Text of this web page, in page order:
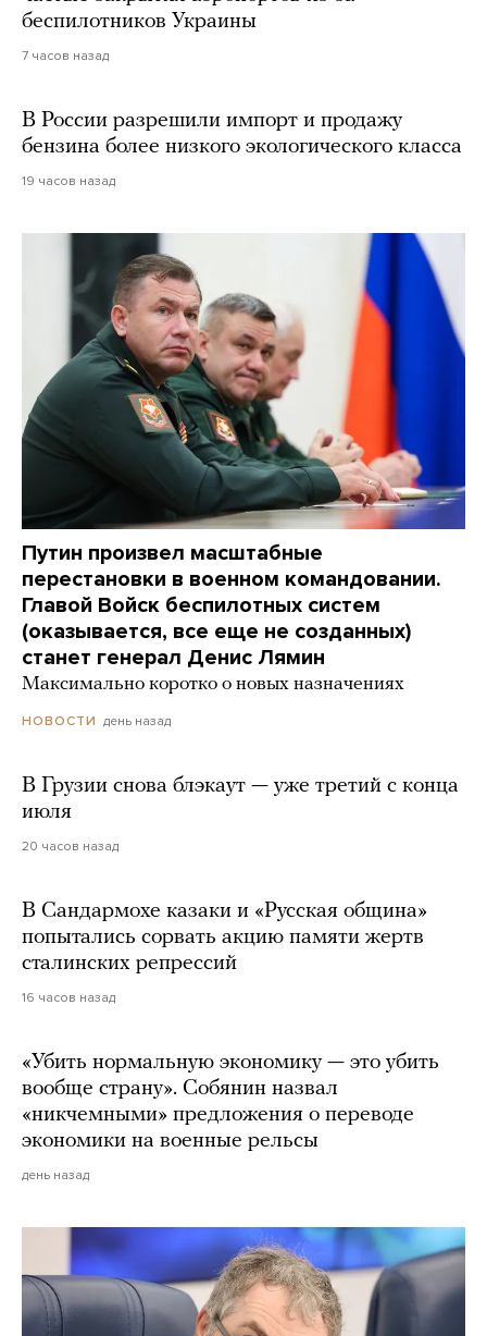
беспилотников Украины
7 часов назад
В России разрешили импорт и продажу
бензина более низкого экологического класса
19 часов назад
Путин произвел масштабные
перестановки в военном командовании.
Главой Войск беспилотных систем
(оказывается, все еще не созданных)
станет генерал Денис Лямин
Максимально коротко о новых назначениях
НОВОСТИ день назад
В Грузии снова блэкаут — уже третий с конца
июля
20 часов назад
В Сандармохе казаки и «Русская община»
попытались сорвать акцию памяти жертв
сталинских репрессий
16 часов назад
«Убить нормальную экономику — это убить
вообще страну». Собянин назвал
«никчемными» предложения о переводе
экономики на военные рельсы
день назад